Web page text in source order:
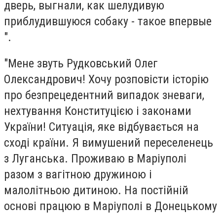
дверь, выгнали, как шелудивую
приблудившуюся собаку - такое впервые
".
"Мене звуть Рудковський Олег
Олександрович! Хочу розповісти історію
про безпрецедентний випадок зневаги,
нехтування Конституцією і законами
України! Ситуація, яке відбувається на
сході країни. Я вимушений переселенець
з Луганська. Проживаю в Маріуполі
разом з вагітною дружиною і
малолітньою дитиною. На постійній
основі працюю в Маріуполі в Донецькому